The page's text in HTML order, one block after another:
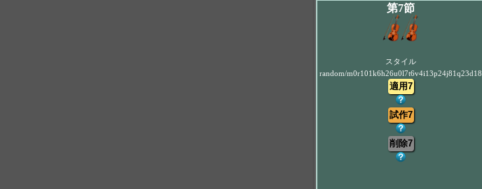
第7節
スタイル
random/m0r101k6h26u0l7t6v4i13p24j81q23d18